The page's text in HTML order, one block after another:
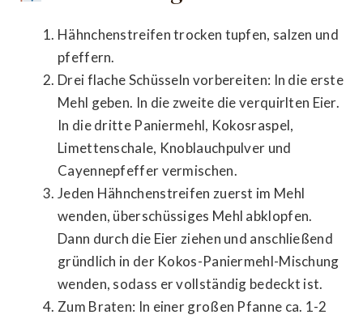
Hähnchenstreifen trocken tupfen, salzen und
pfeffern.
Drei flache Schüsseln vorbereiten: In die erste
Mehl geben. In die zweite die verquirlten Eier.
In die dritte Paniermehl, Kokosraspel,
Limettenschale, Knoblauchpulver und
Cayennepfeffer vermischen.
Jeden Hähnchenstreifen zuerst im Mehl
wenden, überschüssiges Mehl abklopfen.
Dann durch die Eier ziehen und anschließend
gründlich in der Kokos-Paniermehl-Mischung
wenden, sodass er vollständig bedeckt ist.
Zum Braten: In einer großen Pfanne ca. 1-2